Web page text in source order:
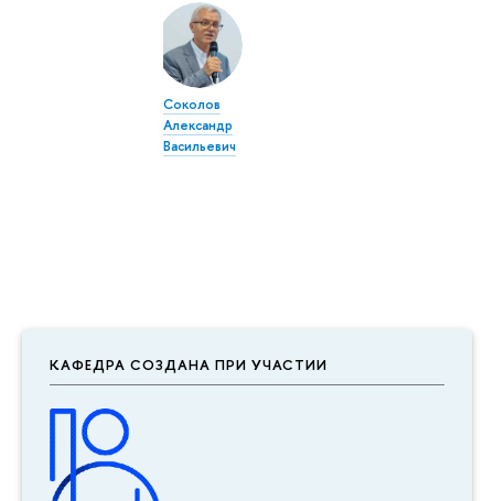
КАФЕДРА СОЗДАНА ПРИ УЧАСТИИ
Соколов
Александр
Васильевич